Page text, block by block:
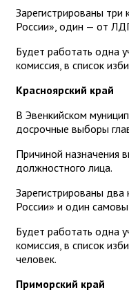
Зарегистрированы
России», один — от
Будет работать одна
комиссия, в список
Красноярский край
В Эвенкийском
досрочные выборы
Причиной назначения
должностного лица.
Зарегистрированы
России» и один
Будет работать одна
комиссия, в список
человек.
Приморский край